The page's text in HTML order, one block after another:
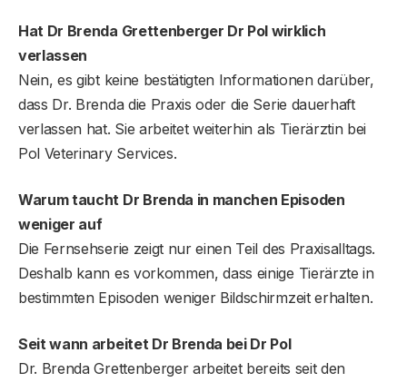
Hat Dr Brenda Grettenberger Dr Pol wirklich
verlassen
Nein, es gibt keine bestätigten Informationen darüber,
dass Dr. Brenda die Praxis oder die Serie dauerhaft
verlassen hat. Sie arbeitet weiterhin als Tierärztin bei
Pol Veterinary Services.
Warum taucht Dr Brenda in manchen Episoden
weniger auf
Die Fernsehserie zeigt nur einen Teil des Praxisalltags.
Deshalb kann es vorkommen, dass einige Tierärzte in
bestimmten Episoden weniger Bildschirmzeit erhalten.
Seit wann arbeitet Dr Brenda bei Dr Pol
Dr. Brenda Grettenberger arbeitet bereits seit den